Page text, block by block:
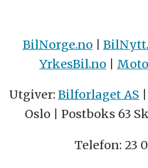
BilNorge.no|
YrkesBil.no |
Utgiver: Bilforlaget AS
Oslo | Postboks 63
Telefon: 23